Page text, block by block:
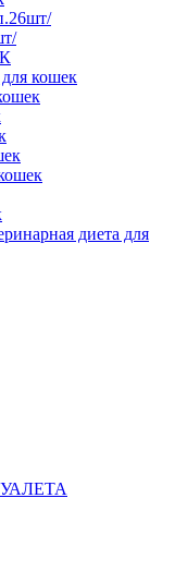
кошек
диета для